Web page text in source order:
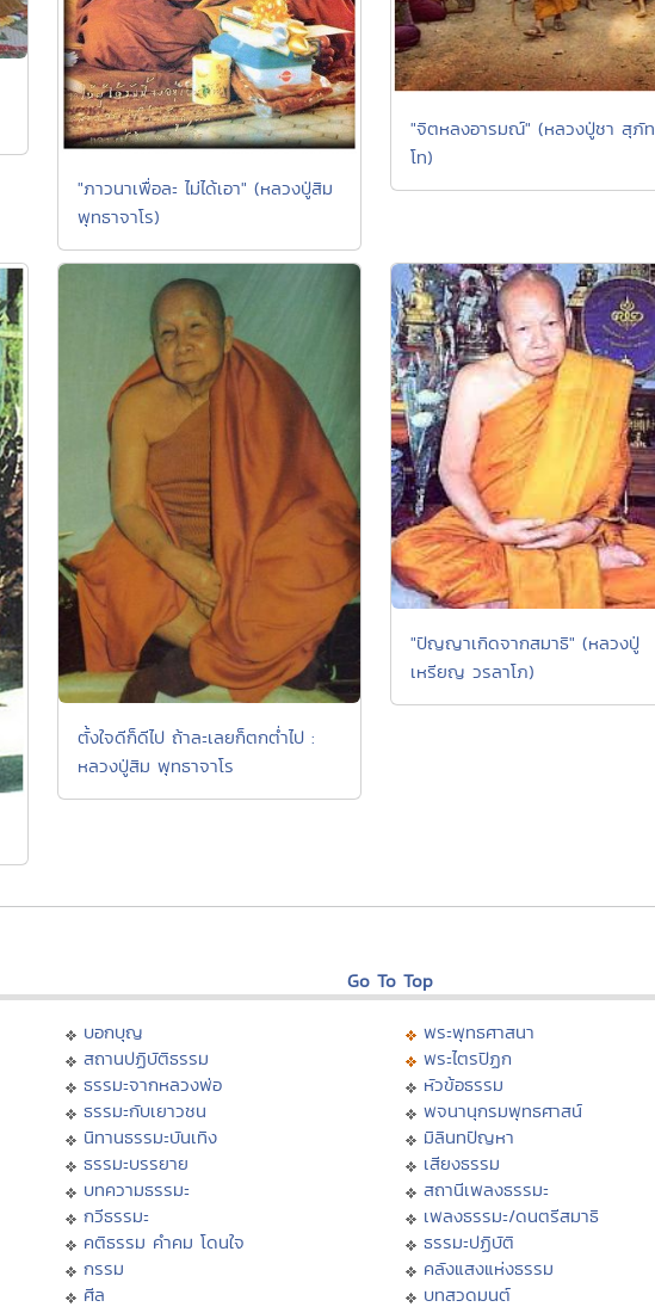
"ภาวนาเพื่อละ ไม่ได้เอา" (หลวงปู่สิม
พุทธาจาโร)
"จิตหลงอารมณ์" (หลวงปู่ชา สุภัท
โท)
ตั้งใจดีก็ดีไป ถ้าละเลยก็ตกต่ำไป :
หลวงปู่สิม พุทธาจาโร
"ปัญญาเกิดจากสมาธิ" (หลวงปู่
เหรียญ วรลาโภ)
Go To Top
บอกบุญ
สถานปฏิบัติธรรม
ธรรมะจากหลวงพ่อ
ธรรมะกับเยาวชน
นิทานธรรมะบันเทิง
ธรรมะบรรยาย
บทความธรรมะ
กวีธรรมะ
คติธรรม คำคม โดนใจ
กรรม
ศีล
พระพุทธศาสนา
พระไตรปิฏก
หัวข้อธรรม
พจนานุกรมพุทธศาสน์
มิลินทปัญหา
เสียงธรรม
สถานีเพลงธรรมะ
เพลงธรรมะ/ดนตรีสมาธิ
ธรรมะปฏิบัติ
คลังแสงแห่งธรรม
บทสวดมนต์